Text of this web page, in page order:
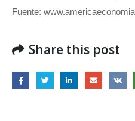
Fuente:
Share this post